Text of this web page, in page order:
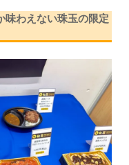
味わえない珠玉の限定